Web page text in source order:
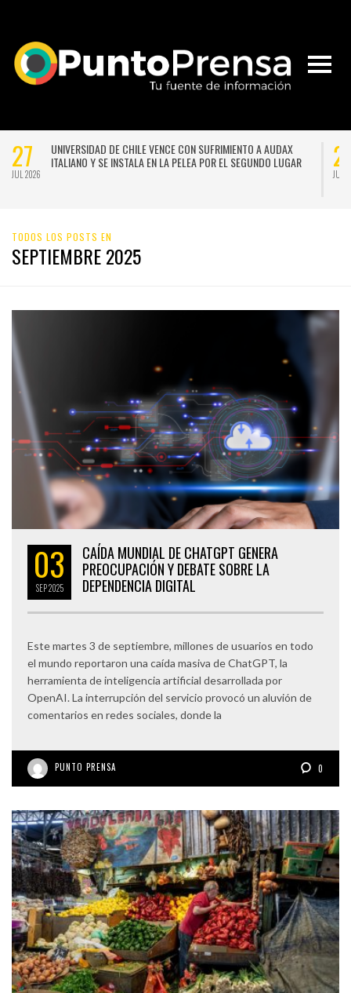
27
JUL 2026
UNIVERSIDAD DE CHILE VENCE CON SUFRIMIENTO A AUDAX
ITALIANO Y SE INSTALA EN LA PELEA POR EL SEGUNDO LUGAR
JUL
TODOS LOS POSTS EN
SEPTIEMBRE 2025
03
SEP2025
CAÍDA MUNDIAL DE CHATGPT GENERA
PREOCUPACIÓN Y DEBATE SOBRE LA
DEPENDENCIA DIGITAL
Este martes 3 de septiembre, millones de usuarios en todo
el mundo reportaron una caída masiva de ChatGPT, la
herramienta de inteligencia artificial desarrollada por
OpenAI. La interrupción del servicio provocó un aluvión de
comentarios en redes sociales, donde la
PUNTO PRENSA 0